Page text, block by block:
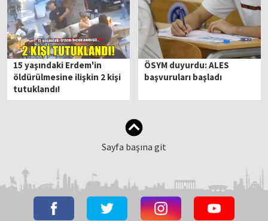
15 yaşındaki Erdem'in
öldürülmesine ilişkin 2 kişi
tutuklandı!
ÖSYM duyurdu: ALES
başvuruları başladı
Sayfa başına git